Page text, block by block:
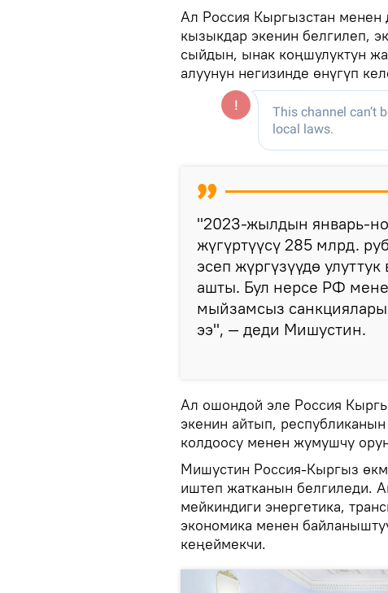
Ал Россия Кыргызстан менен
кызыкдар экенин белгилеп,
сыйдын, ынак коңшулуктун
алуунун негизинде өнүгүп
"2023-жылдын январь-
жүгүртүүсү 285 млрд.
эсеп жүргүзүүдө
ашты. Бул нерсе РФ
мыйзамсыз
ээ", — деди Мишустин.
Ал ошондой эле Россия
экенин айтып,
колдоосу менен жумушчу
Мишустин Россия-Кыргыз
иштеп жатканын белгиледи.
мейкиндиги энергетика,
экономика менен
кеңеймекчи.